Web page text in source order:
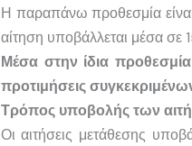
Η παραπάνω προθεσμία είναι
αίτηση υποβάλλεται μέσα
Μέσα στην ίδια
προτιμήσεις
Τρόπος υποβολής των
Οι αιτήσεις μετάθεσης